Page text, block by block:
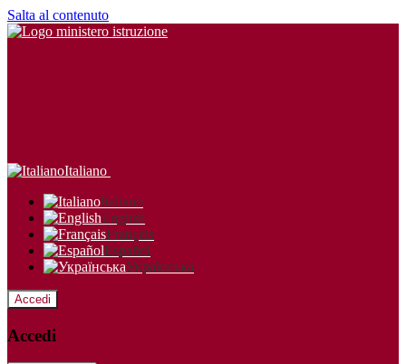
Salta al contenuto
Italiano
Italiano
English
Français
Español
Українська
Accedi
Accedi